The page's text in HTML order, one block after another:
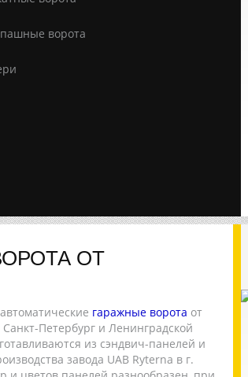
ворота
ОТ
гаражные ворота от
Петербург и Ленинградской
из сэндвич-панелей и
завода UAB Ryterna в г.